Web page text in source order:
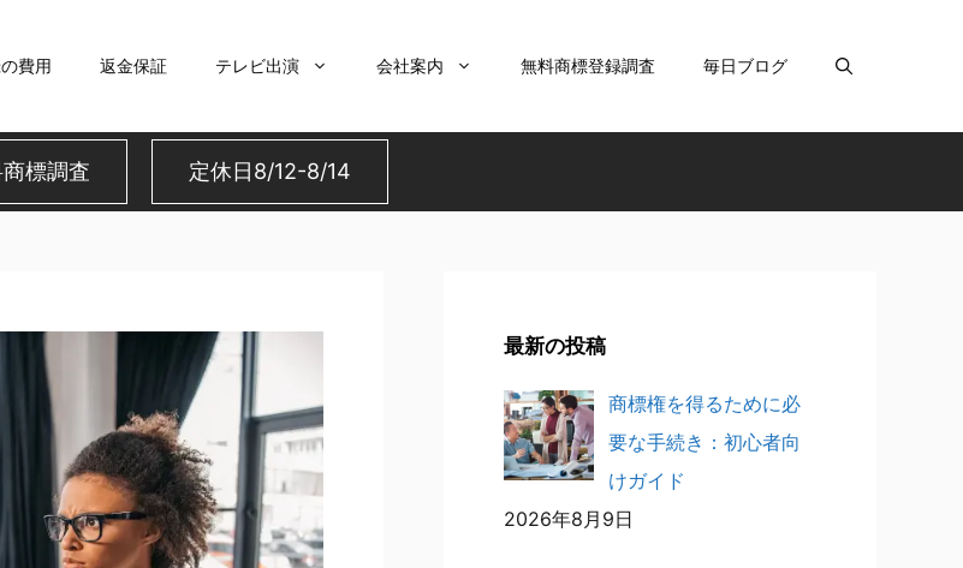
費用 返金保証 テレビ出演 会社案内 無料商標登録調査 毎日ブログ
標調査 定休日8/12-8/14
最新の投稿
商標権を得るために必
要な手続き：初心者向
けガイド
2026年8月9日